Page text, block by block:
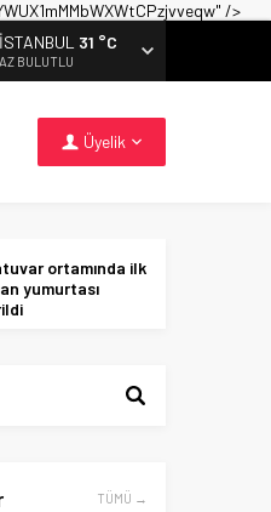
/>
İSTANBUL 31 °C
AZ BULUTLU
Üyelik
ortamında ilk
yumurtası
TÜMÜ →